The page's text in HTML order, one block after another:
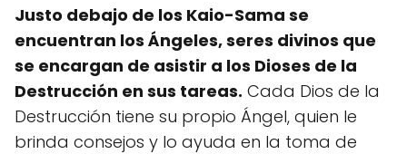
Justo debajo de los Kaio-Sama se
encuentran los Ángeles, seres divinos que
se encargan de asistir a los Dioses de la
Destrucción en sus tareas. Cada Dios de la
Destrucción tiene su propio Ángel, quien le
brinda consejos y lo ayuda en la toma de